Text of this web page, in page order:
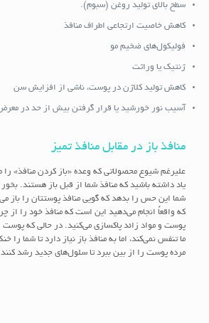
سطح بالای تولید روغن (سبوم).
کاهش خاصیت ارتجاعی اطراف منافذ
فولیکول‌های ضخیم مو
ژنتیک یا وراثت
کاهش تولید کلاژن در پوست، ناشی از افزایش سن
آسیب نور خورشید یا قرار گرفتن بیش از حد در
منافذ باز در مقابل منافذ تمیز
علیرغم شیوع محصولاتی که وعده «باز کردن منافذ»
یاد داشته باشید که منافذ شما از قبل باز هستند.
شما این حس را بدهد که گویی منافذ پوستتان را باز
که واقعاً انجام می‌دهید این است که منافذ خود را از
پوست و مواد زائد پاکسازی می‌کنید. در حالی که پوست
ما تنفس نمی‌کند، اما به منافذ باز نیاز دارد تا شما
مرده پوست را از بین ببرد تا سلول‌های جدید رشد